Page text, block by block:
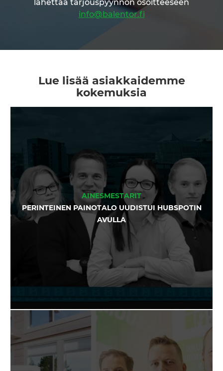
lähettää tarjouspyynnön osoitteeseen
info@balentor.fi
Lue lisää asiakkaidemme
kokemuksia
AINESMESTARIT
PERINTEINEN PAINOTALO UUDISTUI HUBSPOTIN
AVULLA